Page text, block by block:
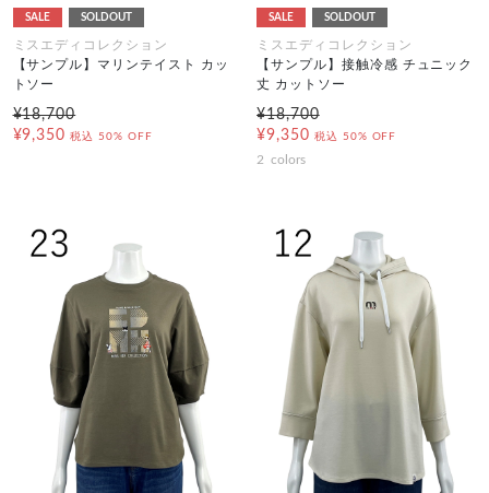
SALE SOLDOUT
ミスエディコレクション
【サンプル】マリンテイスト カッ
トソー
¥18,700
¥9,350 税込 50% OFF
SALE SOLDOUT
ミスエディコレクション
【サンプル】接触冷感 チュニック
丈 カットソー
¥18,700
¥9,350 税込 50% OFF
2 colors